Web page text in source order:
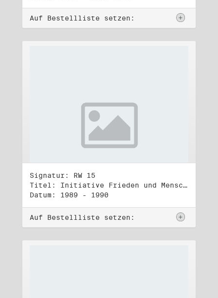
Auf Bestellliste setzen:
Signatur: RW 15
Titel: Initiative Frieden und Menschenrechte, Veröffentlichungen
Datum: 1989 - 1990
Auf Bestellliste setzen: